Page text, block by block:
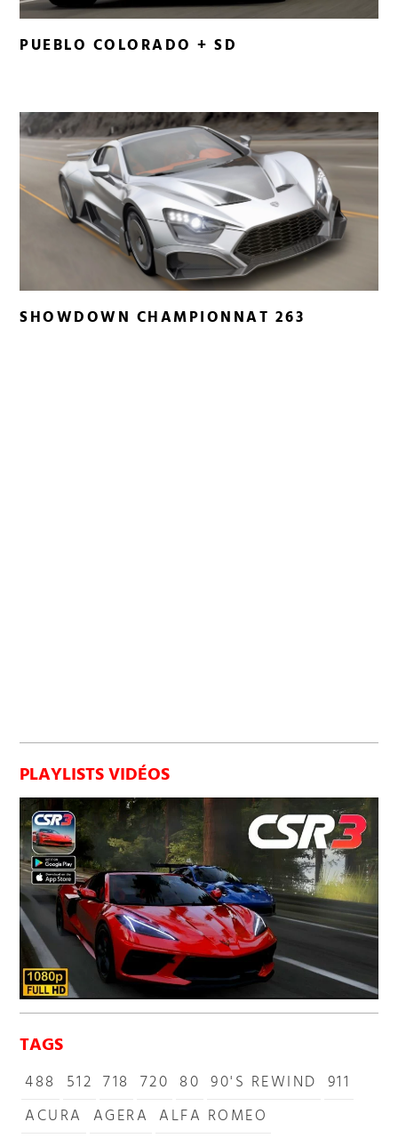
PUEBLO COLORADO + SD
SHOWDOWN CHAMPIONNAT 263
PLAYLISTS VIDÉOS
TAGS
488 512 718 720 80 90'S REWIND 911
ACURA AGERA ALFA ROMEO